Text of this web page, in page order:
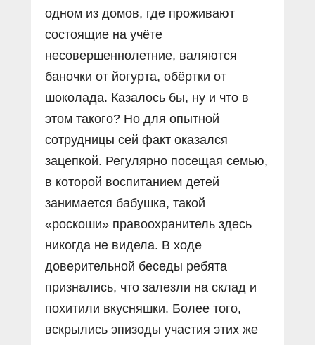
одном из домов, где проживают
состоящие на учёте
несовершеннолетние, валяются
баночки от йогурта, обёртки от
шоколада. Казалось бы, ну и что в
этом такого? Но для опытной
сотрудницы сей факт оказался
зацепкой. Регулярно посещая семью,
в которой воспитанием детей
занимается бабушка, такой
«роскоши» правоохранитель здесь
никогда не видела. В ходе
доверительной беседы ребята
признались, что залезли на склад и
похитили вкусняшки. Более того,
вскрылись эпизоды участия этих же